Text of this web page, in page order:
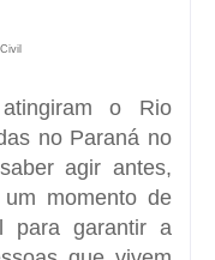
o Rio
no Paraná no
agir antes,
momento de
para garantir a